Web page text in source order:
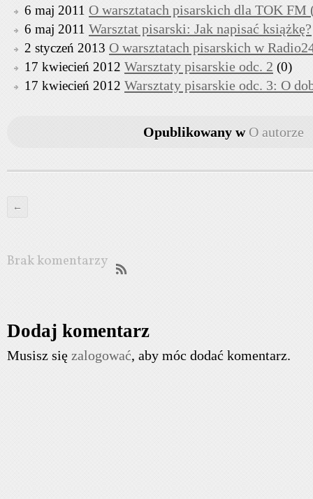
6 maj 2011 O warsztatach pisarskich dla TOK FM
6 maj 2011 Warsztat pisarski: Jak napisać książkę?
2 styczeń 2013 O warsztatach pisarskich w
17 kwiecień 2012 Warsztaty pisarskie odc. 2 (0)
17 kwiecień 2012 Warsztaty pisarskie odc. 3: O
Opublikowany w O autorze
←
Brak komentarzy
Dodaj komentarz
Musisz się zalogować, aby móc dodać komentarz.